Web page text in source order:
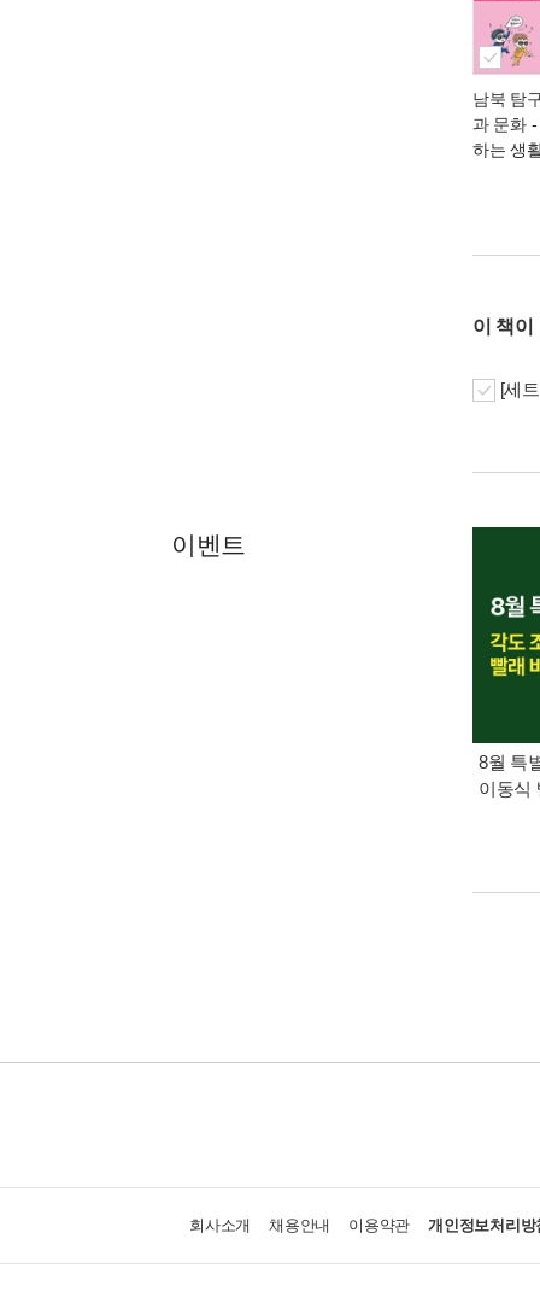
남북 탐
과 문화-
하는 생
이 책이
[세
이벤트
8월 특
이동식
회사소개 채용안내 이용약관 개인정보처리방